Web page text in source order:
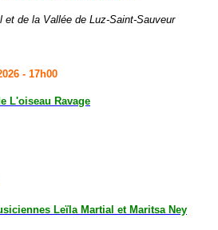
et de la Vallée de Luz-Saint-Sauveur
- 17h00
L'oiseau Ravage
Leïla Martial et Maritsa Ney